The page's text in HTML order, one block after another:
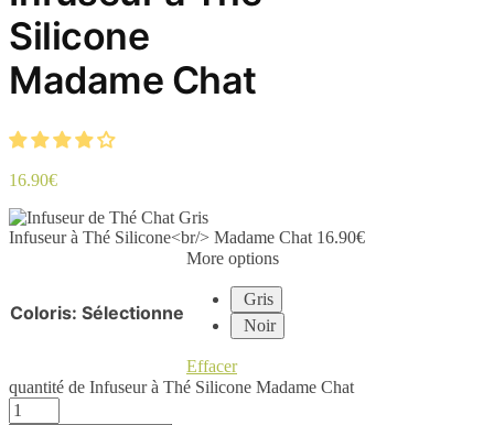
Silicone
Madame Chat
16.90€
Infuseur à Thé Silicone<br/> Madame Chat 16.90€
Coloris: Sélectionne
More options
Gris
Noir
Effacer
quantité de Infuseur à Thé Silicone Madame Chat